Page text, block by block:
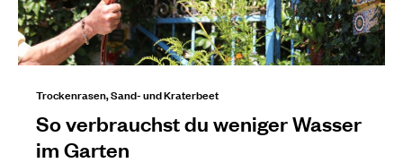
Trockenrasen, Sand- und Kraterbeet
So verbrauchst du weniger Wasser
im Garten